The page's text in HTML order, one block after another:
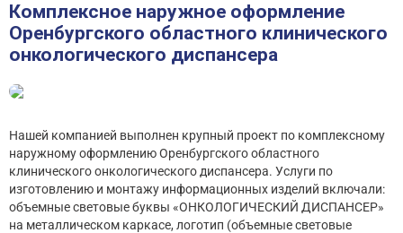
Комплексное наружное оформление
Оренбургского областного клинического
онкологического диспансера
Нашей компанией выполнен крупный проект по комплексному
наружному оформлению Оренбургского областного
клинического онкологического диспансера. Услуги по
изготовлению и монтажу информационных изделий включали:
объемные световые буквы «ОНКОЛОГИЧЕСКИЙ ДИСПАНСЕР»
на металлическом каркасе, логотип (объемные световые